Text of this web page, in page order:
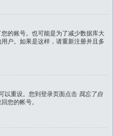
的账号。也可能是为了减少数据库大
户。如果是这样，请重新注册并且多
以重设。您到登录页面点击 我忘了自
您的帐号。